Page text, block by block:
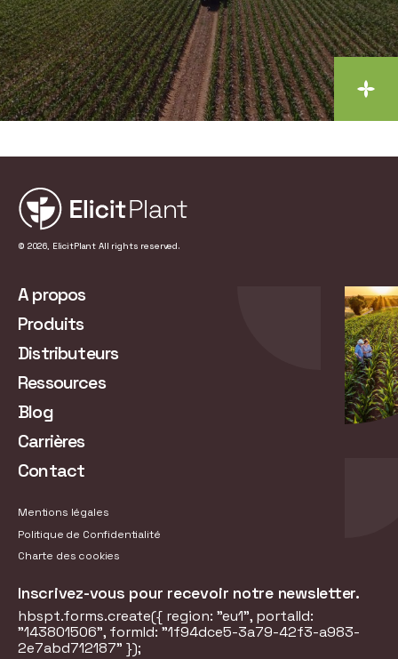
© 2026, ElicitPlant All rights reserved.
A propos
Produits
Distributeurs
Ressources
Blog
Carrières
Contact
Mentions légales
Politique de Confidentialité
Charte des cookies
Inscrivez-vous pour recevoir notre newsletter.
hbspt.forms.create({ region: "eu1", portalId:
"143801506", formId: "1f94dce5-3a79-42f3-a983-
2e7abd712187" });